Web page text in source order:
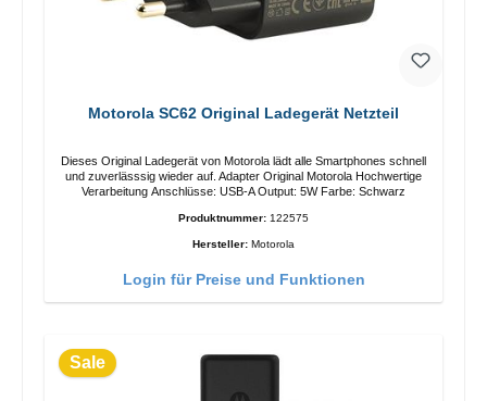
Motorola SC62 Original Ladegerät Netzteil
Dieses Original Ladegerät von Motorola lädt alle Smartphones schnell
und zuverlässsig wieder auf. Adapter Original Motorola Hochwertige
Verarbeitung Anschlüsse: USB-A Output: 5W Farbe: Schwarz
Produktnummer: 122575
Hersteller: Motorola
Login für Preise und Funktionen
Sale